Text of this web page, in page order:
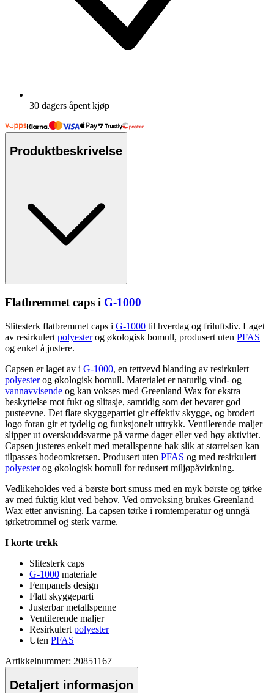
30 dagers åpent kjøp
Produktbeskrivelse
Flatbremmet caps i G-1000
Slitesterk flatbremmet caps i G-1000 til hverdag og friluftsliv. Laget
av resirkulert polyesterog økologisk bomull, produsert uten PFAS
og enkel å justere.
Capsen er laget av i G-1000, en tettvevd blanding av resirkulert
polyesterog økologisk bomull. Materialet er naturlig vind- og
vannavvisende og kan vokses med Greenland Wax for ekstra
beskyttelse mot fukt og slitasje, samtidig som det bevarer god
pusteevne. Det flate skyggepartiet gir effektiv skygge, og brodert
logo foran gir et tydelig og funksjonelt uttrykk. Ventilerende maljer
slipper ut overskuddsvarme på varme dager eller ved høy aktivitet.
Capsen justeres enkelt med metallspenne bak slik at størrelsen kan
tilpasses hodeomkretsen. Produsert uten PFAS og med resirkulert
polyesterog økologisk bomull for redusert miljøpåvirkning.
Vedlikeholdes ved å børste bort smuss med en myk børste og tørke
av med fuktig klut ved behov. Ved omvoksing brukes Greenland
Wax etter anvisning. La capsen tørke i romtemperatur og unngå
tørketrommel og sterk varme.
I korte trekk
Slitesterk caps
G-1000 materiale
Fempanels design
Flatt skyggeparti
Justerbar metallspenne
Ventilerende maljer
Resirkulert polyester
Uten PFAS
Artikkelnummer: 20851167
Detaljert informasjon